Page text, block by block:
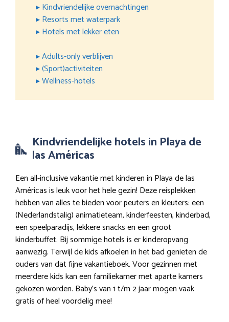
▸ Kindvriendelijke overnachtingen
▸ Resorts met waterpark
▸ Hotels met lekker eten
▸ Adults-only verblijven
▸ (Sport)activiteiten
▸ Wellness-hotels
Kindvriendelijke hotels in Playa de
las Américas
Een all-inclusive vakantie met kinderen in Playa de las
Américas is leuk voor het hele gezin! Deze reisplekken
hebben van alles te bieden voor peuters en kleuters: een
(Nederlandstalig) animatieteam, kinderfeesten, kinderbad,
een speelparadijs, lekkere snacks en een groot
kinderbuffet. Bij sommige hotels is er kinderopvang
aanwezig. Terwijl de kids afkoelen in het bad genieten de
ouders van dat fijne vakantieboek. Voor gezinnen met
meerdere kids kan een familiekamer met aparte kamers
gekozen worden. Baby’s van 1 t/m 2 jaar mogen vaak
gratis of heel voordelig mee!